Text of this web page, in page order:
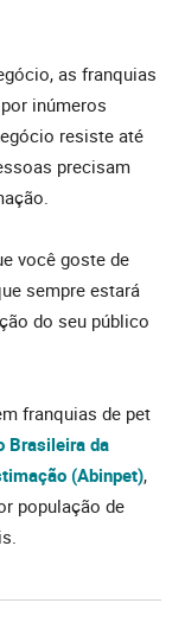
as franquias
inúmeros
resiste até
precisam
você goste de
sempre estará
do seu público
franquias de pet
Brasileira da
(Abinpet),
população de